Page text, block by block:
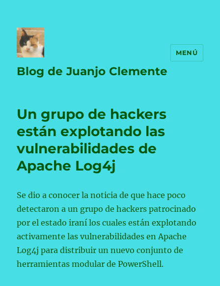
Blog de Juanjo Clemente
MENÚ
Un grupo de hackers
están explotando las
vulnerabilidades de
Apache Log4j
Se dio a conocer la noticia de que hace poco
detectaron a un grupo de hackers patrocinado
por el estado iraní los cuales están explotando
activamente las vulnerabilidades en Apache
Log4j para distribuir un nuevo conjunto de
herramientas modular de PowerShell.